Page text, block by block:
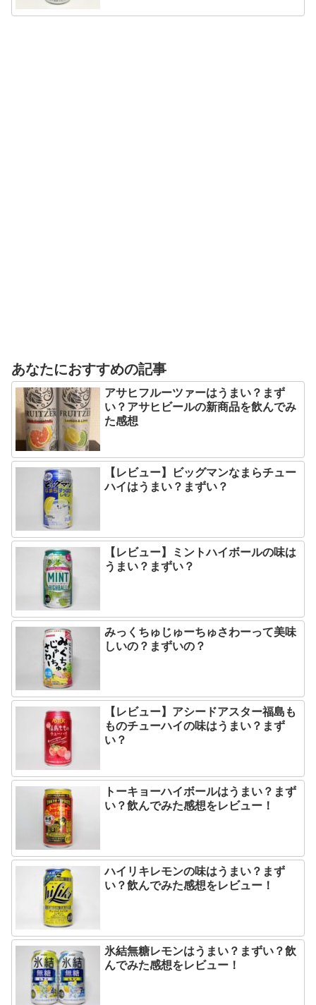
あなたにおすすめの記事
アサヒフルーツァーはうまい？まず
い？アサヒビールの新商品を飲んでみ
た感想
【レビュー】ビッグマンなまらチュー
ハイはうまい？まずい？
【レビュー】ミントハイボールの味は
うまい？まずい？
みっくちゅじゅーちゅさわーって美味
しいの？まずいの？
【レビュー】アシードアスター福島も
ものチューハイの味はうまい？まず
い？
トーキョーハイボールはうまい？まず
い？飲んでみた感想をレビュー！
ハイリキレモンの味はうまい？まず
い？飲んでみた感想をレビュー！
氷結無糖レモンはうまい？まずい？飲
んでみた感想をレビュー！